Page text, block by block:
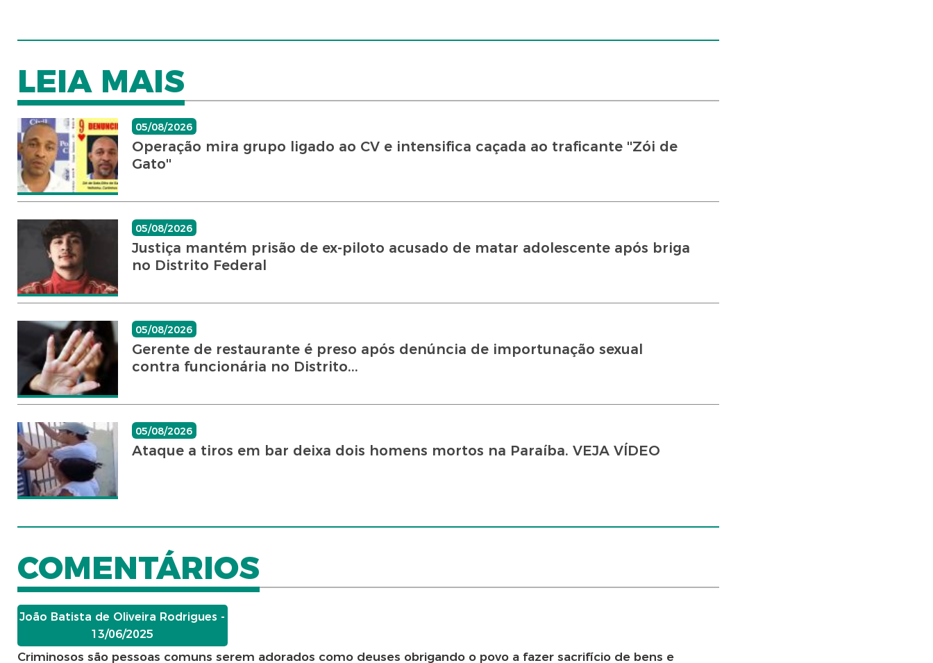
LEIA MAIS
05/08/2026
Operação mira grupo ligado ao CV e intensifica caçada ao traficante ''Zói de
Gato''
05/08/2026
Justiça mantém prisão de ex-piloto acusado de matar adolescente após briga
no Distrito Federal
05/08/2026
Gerente de restaurante é preso após denúncia de importunação sexual
contra funcionária no Distrito...
05/08/2026
Ataque a tiros em bar deixa dois homens mortos na Paraíba. VEJA VÍDEO
COMENTÁRIOS
João Batista de Oliveira Rodrigues -
13/06/2025
Criminosos são pessoas comuns serem adorados como deuses obrigando o povo a fazer sacrifício de bens e